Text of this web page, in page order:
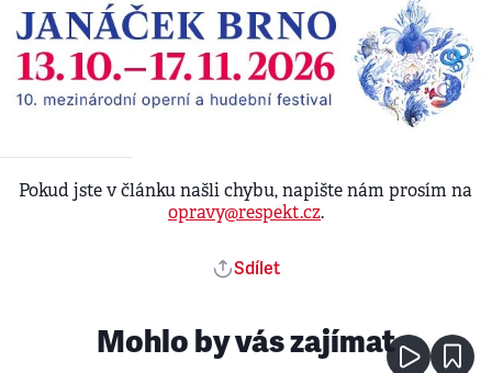
Pokud jste v článku našli chybu, napište nám prosím na
opravy@respekt.cz.
Sdílet
Mohlo by vás zajímat